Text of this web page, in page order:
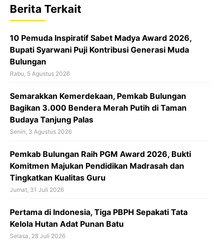
o
k
p s
Berita Terkait
10 Pemuda Inspiratif Sabet Madya Award 2026,
Bupati Syarwani Puji Kontribusi Generasi Muda
Bulungan
Rabu, 5 Agustus 2026
Semarakkan Kemerdekaan, Pemkab Bulungan
Bagikan 3.000 Bendera Merah Putih di Taman
Budaya Tanjung Palas
Senin, 3 Agustus 2026
Pemkab Bulungan Raih PGM Award 2026, Bukti
Komitmen Majukan Pendidikan Madrasah dan
Tingkatkan Kualitas Guru
Jumat, 31 Juli 2026
Pertama di Indonesia, Tiga PBPH Sepakati Tata
Kelola Hutan Adat Punan Batu
Selasa, 28 Juli 2026